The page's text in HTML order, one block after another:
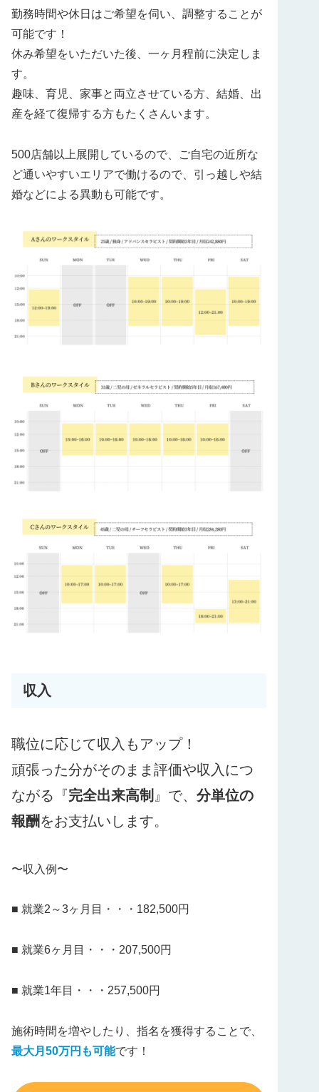
勤務時間や休日はご希望を伺い、調整することが
可能です！
休み希望をいただいた後、一ヶ月程前に決定しま
す。
趣味、育児、家事と両立させている方、結婚、出
産を経て復帰する方もたくさんいます。
500店舗以上展開しているので、ご自宅の近所な
ど通いやすいエリアで働けるので、引っ越しや結
婚などによる異動も可能です。
収入
職位に応じて収入もアップ！
頑張った分がそのまま評価や収入につ
ながる『完全出来高制 』で、 分単位の
報酬をお支払いします。
〜収入例〜
■ 就業2～3ヶ月目・・・182,500円
■ 就業6ヶ月目・・・207,500円
■ 就業1年目・・・257,500円
施術時間を増やしたり、指名を獲得することで、
最大月50万円も可能です！